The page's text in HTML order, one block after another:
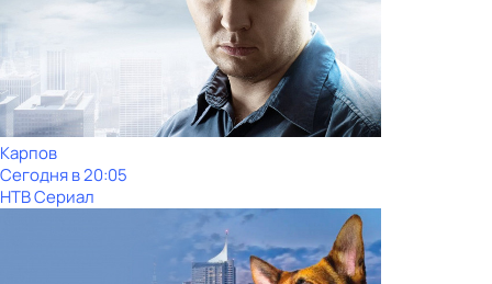
Карпов
Сегодня в 20:05
НТВ Сериал